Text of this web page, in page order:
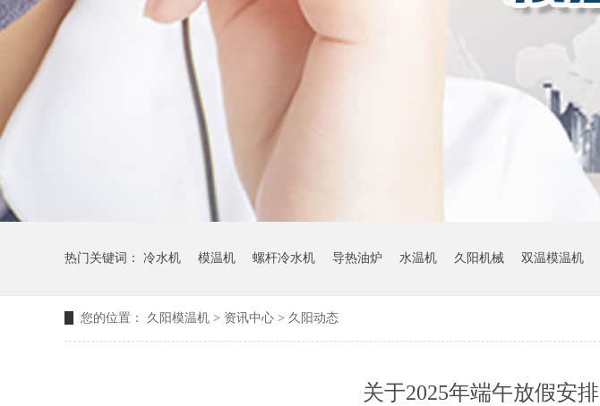
热门关键词： 冷水机 模温机 螺杆冷水机 导热油炉 水温机 久阳机械 双温模温机
您的位置： 久阳模温机 > 资讯中心 > 久阳动态
关于2025年端午放假安排